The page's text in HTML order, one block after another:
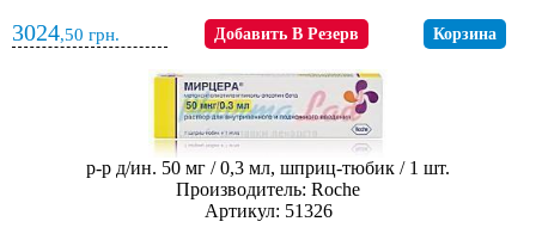
3024,50 грн. Добавить В Резерв Корзина
р-р д/ин. 50 мг / 0,3 мл, шприц-тюбик / 1 шт.
Производитель: Roche
Артикул: 51326